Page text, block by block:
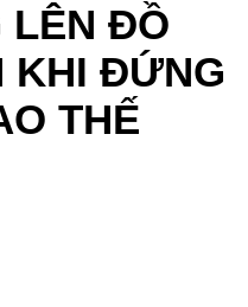
LÊN ĐỒ
KHI ĐỨNG
THẾ